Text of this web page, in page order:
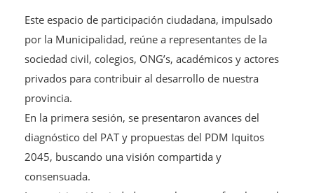
Este espacio de participación ciudadana, impulsado
por la Municipalidad, reúne a representantes de la
sociedad civil, colegios, ONG’s, académicos y actores
privados para contribuir al desarrollo de nuestra
provincia.
En la primera sesión, se presentaron avances del
diagnóstico del PAT y propuestas del PDM Iquitos
2045, buscando una visión compartida y
consensuada.